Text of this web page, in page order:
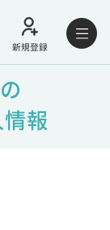
新規登録
報